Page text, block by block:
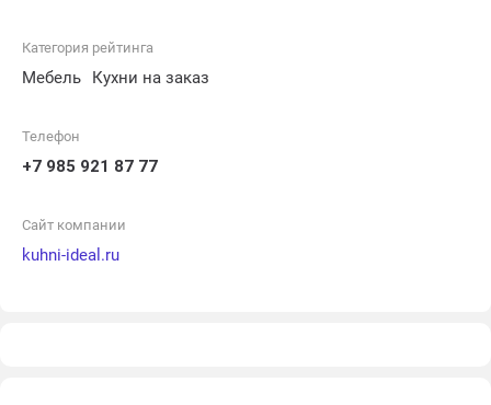
ценам и заказать кухню ЗОВ с доставкой.
Категория рейтинга
Мебель Кухни на заказ
Телефон
+7 985 921 87 77
Сайт компании
kuhni-ideal.ru